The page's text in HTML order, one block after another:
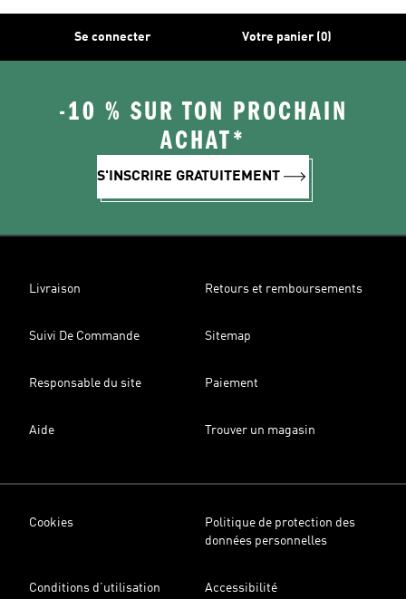
Se connecter Votre panier (0)
-10 % SUR TON PROCHAIN
ACHAT*
S'INSCRIRE GRATUITEMENT
Livraison Retours et remboursements
Suivi De Commande Sitemap
Responsable du site Paiement
Aide Trouver un magasin
Cookies
Politique de protection des
données personnelles
Conditions d’utilisation Accessibilité